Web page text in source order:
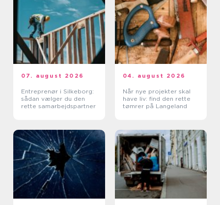
07. august 2026
Entreprenør i Silkeborg:
sådan vælger du den
rette samarbejdspartner
04. august 2026
Når nye projekter skal
have liv: find den rette
tømrer på Langeland